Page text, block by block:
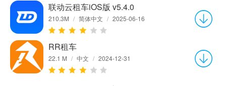
联动云租车iOS版 v5.4.0
210.3M / 简体中文 / 2025-06-16
RR租车
22.1 M / 中文 / 2024-12-31